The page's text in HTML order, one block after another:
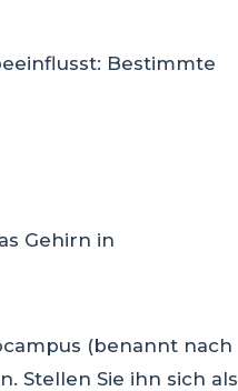
Bestimmte
Gehirn in
(benannt nach
Stellen Sie ihn sich als